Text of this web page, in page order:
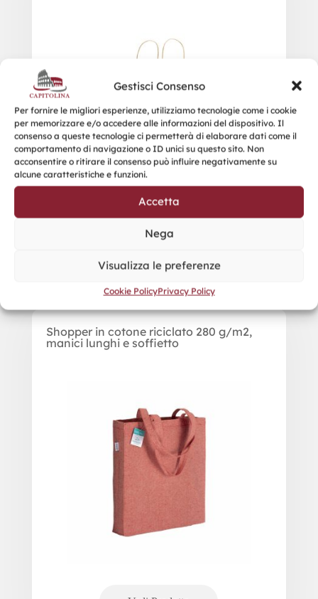
Gestisci Consenso
Per fornire le migliori esperienze, utilizziamo tecnologie come i cookie
per memorizzare e/o accedere alle informazioni del dispositivo. Il
consenso a queste tecnologie ci permetterà di elaborare dati come il
comportamento di navigazione o ID unici su questo sito. Non
acconsentire o ritirare il consenso può influire negativamente su
alcune caratteristiche e funzioni.
Accetta
Nega
Visualizza le preferenze
Cookie PolicyPrivacy Policy
Shopper in cotone riciclato 280 g/m2,
manici lunghi e soffietto